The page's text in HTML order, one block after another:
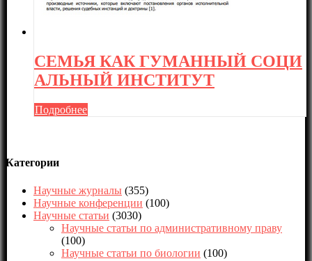
СЕМЬЯ КАК ГУМАННЫЙ СОЦИ
АЛЬНЫЙ ИНСТИТУТ
Подробнее
Категории
Научные журналы (355)
Научные конференции (100)
Научные статьи (3030)
Научные статьи по административному праву
(100)
Научные статьи по биологии (100)